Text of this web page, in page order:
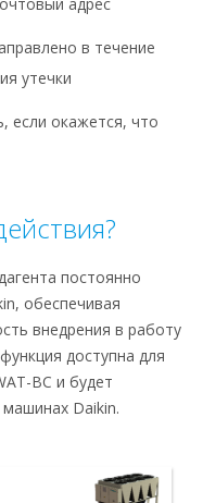
адрес
в течение
утечки
если окажется, что
постоянно
обеспечивая
внедрения в работу
доступна для
BC и будет
Daikin.